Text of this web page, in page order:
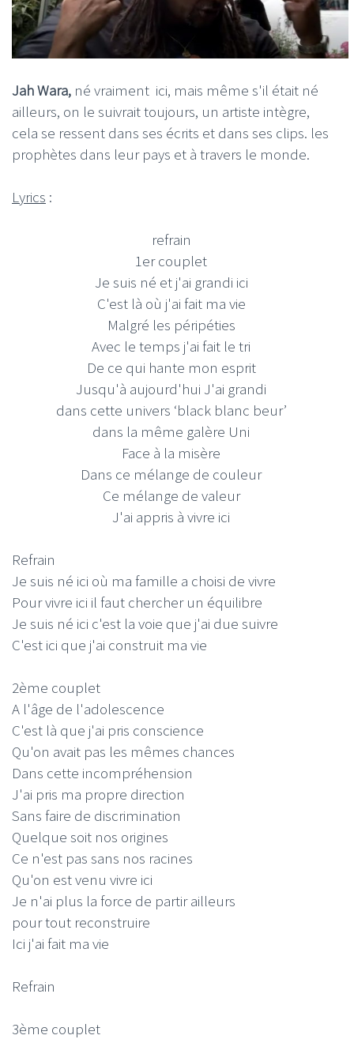
Jah Wara, né vraiment ici, mais même s'il était né
ailleurs, on le suivrait toujours, un artiste intègre,
cela se ressent dans ses écrits et dans ses clips. les
prophètes dans leur pays et à travers le monde.
Lyrics :
refrain
1er couplet
Je suis né et j'ai grandi ici
C'est là où j'ai fait ma vie
Malgré les péripéties
Avec le temps j'ai fait le tri
De ce qui hante mon esprit
Jusqu'à aujourd'hui J'ai grandi
dans cette univers ‘black blanc beur’
dans la même galère Uni
Face à la misère
Dans ce mélange de couleur
Ce mélange de valeur
J'ai appris à vivre ici
Refrain
Je suis né ici où ma famille a choisi de vivre
Pour vivre ici il faut chercher un équilibre
Je suis né ici c'est la voie que j'ai due suivre
C'est ici que j'ai construit ma vie
2ème couplet
A l'âge de l'adolescence
C'est là que j'ai pris conscience
Qu'on avait pas les mêmes chances
Dans cette incompréhension
J'ai pris ma propre direction
Sans faire de discrimination
Quelque soit nos origines
Ce n'est pas sans nos racines
Qu'on est venu vivre ici
Je n'ai plus la force de partir ailleurs
pour tout reconstruire
Ici j'ai fait ma vie
Refrain
3ème couplet